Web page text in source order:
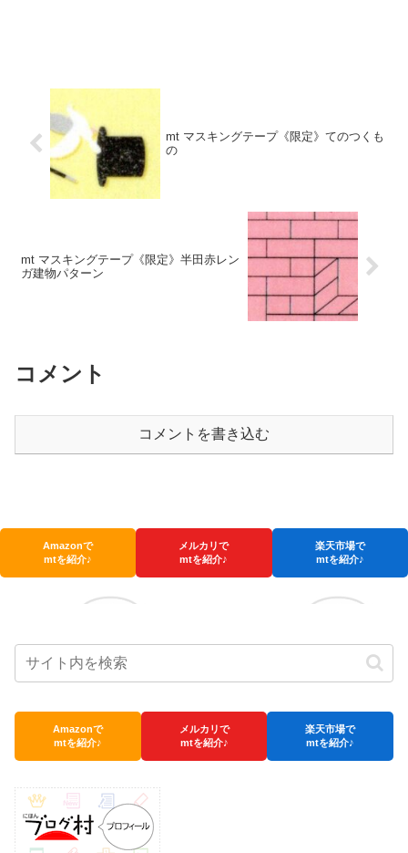
mt マスキングテープ《限定》てのつくも
の
mt マスキングテープ《限定》半田赤レン
ガ建物パターン
コメント
コメントを書き込む
Amazonで
mtを紹介♪
メルカリで
mtを紹介♪
楽天市場で
mtを紹介♪
Amazonで
mtを紹介♪
メルカリで
mtを紹介♪
楽天市場で
mtを紹介♪